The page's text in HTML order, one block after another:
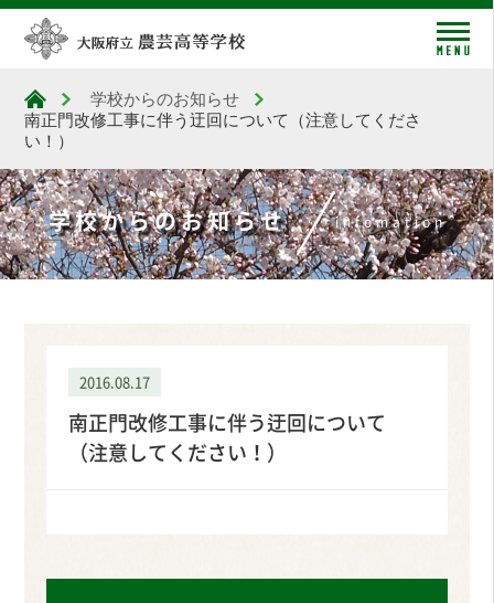
大阪府立農芸高等学校
学校からのお知らせ
南正門改修工事に伴う迂回について（注意してくださ
い！）
学校からのお知らせ infomation
2016.08.17
南正門改修工事に伴う迂回について
（注意してください！）